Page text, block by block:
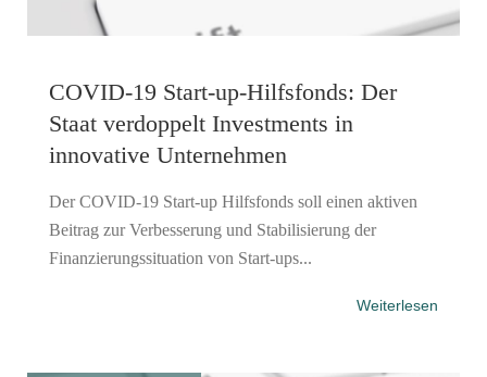
COVID-19 Start-up-Hilfsfonds: Der
Staat verdoppelt Investments in
innovative Unternehmen
Der COVID-19 Start-up Hilfsfonds soll einen aktiven
Beitrag zur Verbesserung und Stabilisierung der
Finanzierungssituation von Start-ups...
Weiterlesen